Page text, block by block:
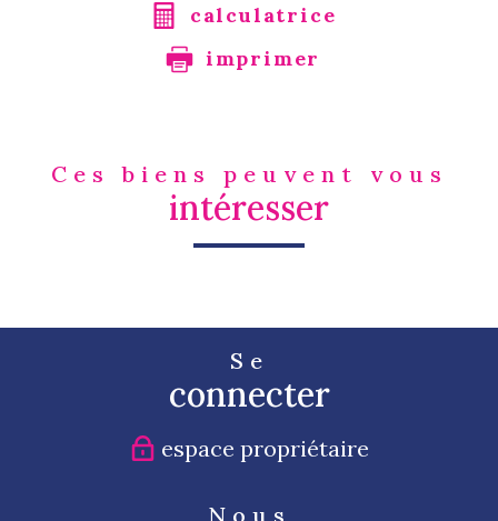
calculatrice
imprimer
Ces biens peuvent vous
intéresser
Se
connecter
espace propriétaire
Nous